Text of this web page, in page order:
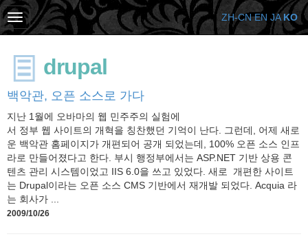
drupal
백악관, 오픈 소스로 가다
지난 1월에 오바마의 웹 민주주의 실험에
서 정부 웹 사이트의 개혁을 칭찬했던 기억이 난다. 그런데, 어제 새로
운 백악관 홈페이지가 개편되어 공개 되었는데, 100% 오픈 소스 인프
라로 만들어졌다고 한다. 부시 행정부에서는 ASP.NET 기반 상용 콘
텐츠 관리 시스템이었고 IIS 6.0을 쓰고 있었다. 새로 개편한 사이트
는 Drupal이라는 오픈 소스 CMS 기반에서 재개발 되었다. Acquia 라
는 회사가 ...
2009/10/26
ZH-CN EN JA KO